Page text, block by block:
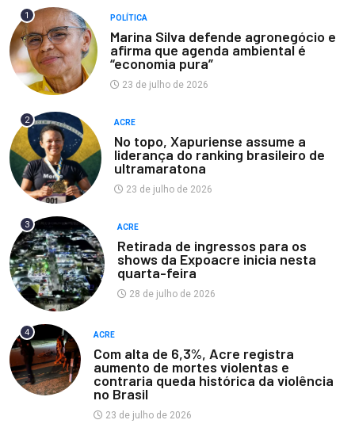
1 POLÍTICA
Marina Silva defende agronegócio e
afirma que agenda ambiental é
“economia pura”
23 de julho de 2026
2 ACRE
No topo, Xapuriense assume a
liderança do ranking brasileiro de
ultramaratona
23 de julho de 2026
3 ACRE
Retirada de ingressos para os
shows da Expoacre inicia nesta
quarta-feira
28 de julho de 2026
4 ACRE
Com alta de 6,3%, Acre registra
aumento de mortes violentas e
contraria queda histórica da violência
no Brasil
23 de julho de 2026